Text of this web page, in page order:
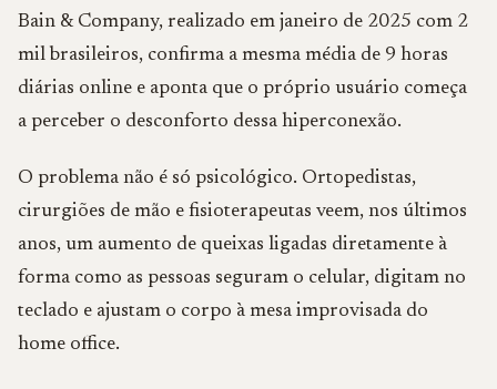
Bain & Company, realizado em janeiro de 2025 com 2
mil brasileiros, confirma a mesma média de 9 horas
diárias online e aponta que o próprio usuário começa
a perceber o desconforto dessa hiperconexão.
O problema não é só psicológico. Ortopedistas,
cirurgiões de mão e fisioterapeutas veem, nos últimos
anos, um aumento de queixas ligadas diretamente à
forma como as pessoas seguram o celular, digitam no
teclado e ajustam o corpo à mesa improvisada do
home office.